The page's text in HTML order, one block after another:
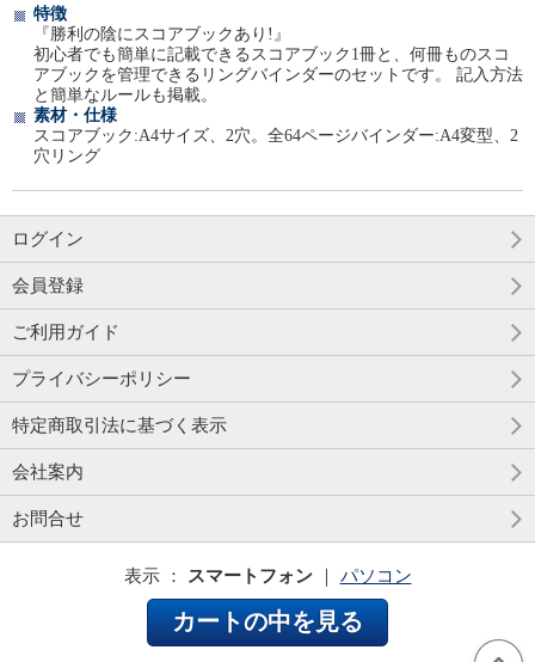
特徴
『勝利の陰にスコアブックあり!』
初心者でも簡単に記載できるスコアブック1冊と、何冊ものスコ
アブックを管理できるリングバインダーのセットです。 記入方法
と簡単なルールも掲載。
素材・仕様
スコアブック:A4サイズ、2穴。全64ページバインダー:A4変型、2
穴リング
ログイン
会員登録
ご利用ガイド
プライバシーポリシー
特定商取引法に基づく表示
会社案内
お問合せ
表示 ： スマートフォン｜ パソコン
カートの中を見る